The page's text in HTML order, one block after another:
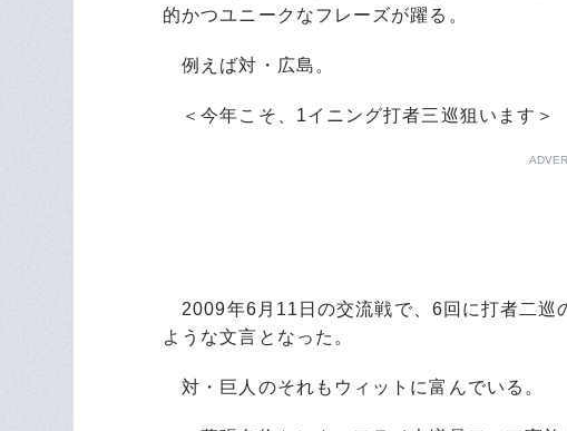
的かつユニークなフレーズが躍る。
例えば対・広島。
＜今年こそ、1イニング打者三巡狙います＞
2009年6月11日の交流戦で、6回に打者二巡
ような文言となった。
対・巨人のそれもウィットに富んでいる。